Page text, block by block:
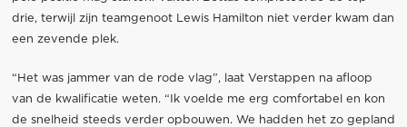
drie, terwijl zijn teamgenoot Lewis Hamilton niet verder kwam dan
een zevende plek.
“Het was jammer van de rode vlag”, laat Verstappen na afloop
van de kwalificatie weten. “Ik voelde me erg comfortabel en kon
de snelheid steeds verder opbouwen. We hadden het zo gepland